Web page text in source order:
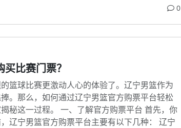
0
比赛门票？
篮球比赛更激动人心的体验了。辽宁男篮作为
。那么，如何通过辽宁男篮官方购票平台轻松
秘这一过程。 一、了解官方购票平台 首先，你
辽宁男篮官方购票平台主要有以下几种： 辽宁